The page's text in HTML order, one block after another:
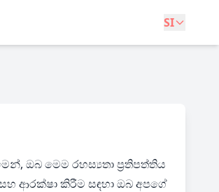
SI
ඔබ මෙම රහස්‍යතා ප්‍රතිපත්තිය
ආරක්ෂා කිරීම සඳහා ඔබ අපගේ